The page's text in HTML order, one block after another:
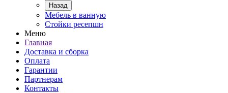
Назад
Мебель в ванную
Стойки ресепшн
Меню
Главная
Доставка и сборка
Оплата
Гарантии
Партнерам
Контакты